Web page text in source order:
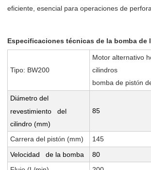
eficiente, esencial para operaciones de
Especificaciones técnicas de la bomba de
Tipo: BW200
Motor alternativo
cilindros
bomba de pistón
Diámetro del
revestimiento del
cilindro (mm)
85
Carrera del pistón (mm)
145
Velocidad de la bomba
80